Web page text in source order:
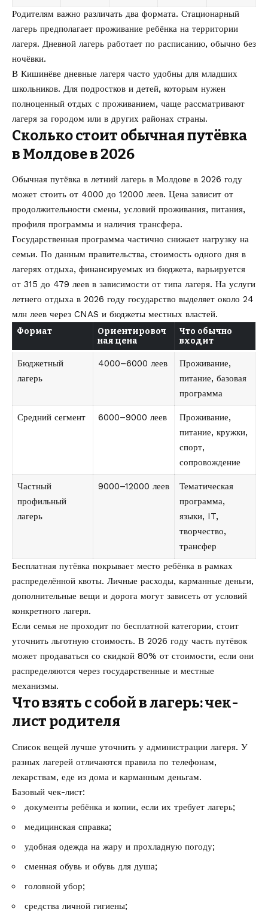
Родителям важно различать два формата. Стационарный
лагерь предполагает проживание ребёнка на территории
лагеря. Дневной лагерь работает по расписанию, обычно без
ночёвки.
В Кишинёве дневные лагеря часто удобны для младших
школьников. Для подростков и детей, которым нужен
полноценный отдых с проживанием, чаще рассматривают
лагеря за городом или в других районах страны.
Сколько стоит обычная путёвка
в Молдове в 2026
Обычная путёвка в летний лагерь в Молдове в 2026 году
может стоить от 4000 до 12000 леев. Цена зависит от
продолжительности смены, условий проживания, питания,
профиля программы и наличия трансфера.
Государственная программа частично снижает нагрузку на
семьи. По данным правительства, стоимость одного дня в
лагерях отдыха, финансируемых из бюджета, варьируется
от 315 до 479 леев в зависимости от типа лагеря. На услуги
летнего отдыха в 2026 году государство выделяет около 24
млн леев через CNAS и бюджеты местных властей.
Формат
Ориентировоч
ная цена
Что обычно
входит
Бюджетный
лагерь
4000–6000 леев
Проживание,
питание, базовая
программа
Средний сегмент 6000–9000 леев
Проживание,
питание, кружки,
спорт,
сопровождение
Частный
профильный
лагерь
9000–12000 леев
Тематическая
программа,
языки, IT,
творчество,
трансфер
Бесплатная путёвка покрывает место ребёнка в рамках
распределённой квоты. Личные расходы, карманные деньги,
дополнительные вещи и дорога могут зависеть от условий
конкретного лагеря.
Если семья не проходит по бесплатной категории, стоит
уточнить льготную стоимость. В 2026 году часть путёвок
может продаваться со скидкой 80% от стоимости, если они
распределяются через государственные и местные
механизмы.
Что взять с собой в лагерь: чек-
лист родителя
Список вещей лучше уточнить у администрации лагеря. У
разных лагерей отличаются правила по телефонам,
лекарствам, еде из дома и карманным деньгам.
Базовый чек-лист:
документы ребёнка и копии, если их требует лагерь;
медицинская справка;
удобная одежда на жару и прохладную погоду;
сменная обувь и обувь для душа;
головной убор;
средства личной гигиены;